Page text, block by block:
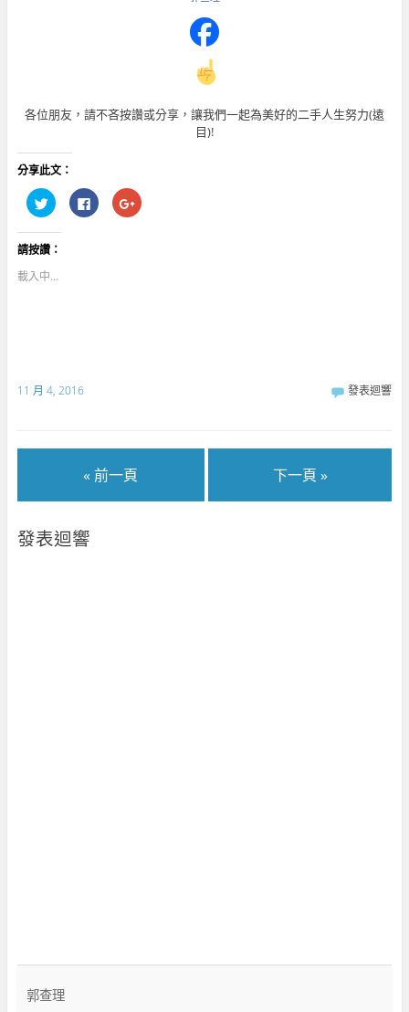
各位朋友，請不吝按讚或分享，讓我們一起為美好的二手人生努力(遠
目)!
分享此文：
分
享
T
w
i
t
啟
)
按
一
)
點
擊
請按讚：
載入中...
11 月 4, 2016 發表迴響
« 前一頁 下一頁 »
發表迴響
郭查理